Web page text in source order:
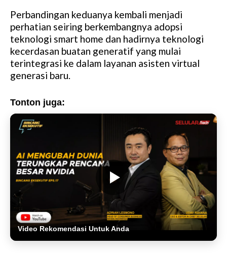
Perbandingan keduanya kembali menjadi
perhatian seiring berkembangnya adopsi
teknologi smart home dan hadirnya teknologi
kecerdasan buatan generatif yang mulai
terintegrasi ke dalam layanan asisten virtual
generasi baru.
Tonton juga:
Video Rekomendasi Untuk Anda